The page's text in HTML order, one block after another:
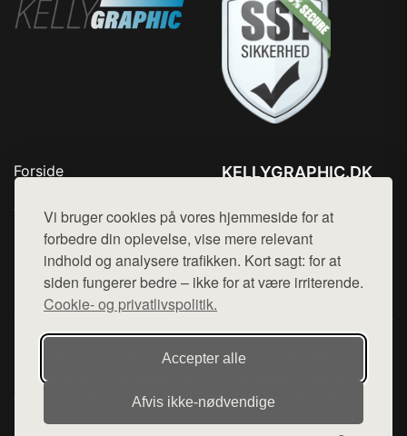
Vi bruger cookies på vores hjemmeside for at
forbedre din oplevelse, vise mere relevant
indhold og analysere trafikken. Kort sagt: for at
siden fungerer bedre – ikke for at være irriterende.
Cookie- og privatlivspolitik.
Accepter alle
Afvis ikke‑nødvendige
Forside
Top Rabatter
Blog
Kontakt
KELLYGRAPHIC.DK
Mail: hej@want.dk
Cookie- og privatlivspolitik
Denne side er en del af want.dk, der udgiver en række
hjemmesider med præsentation af forskellige produkter fra
diverse webshops. Der sælges ikke varer fra denne side - vi